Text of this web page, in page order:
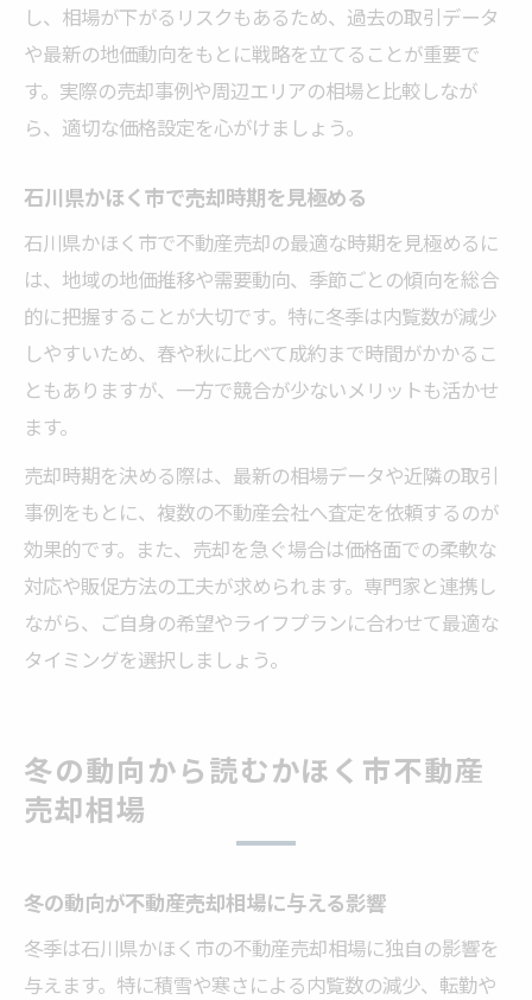
し、相場が下がるリスクもあるため、過去の取引データ
や最新の地価動向をもとに戦略を立てることが重要で
す。実際の売却事例や周辺エリアの相場と比較しなが
ら、適切な価格設定を心がけましょう。
石川県かほく市で売却時期を見極める
石川県かほく市で不動産売却の最適な時期を見極めるに
は、地域の地価推移や需要動向、季節ごとの傾向を総合
的に把握することが大切です。特に冬季は内覧数が減少
しやすいため、春や秋に比べて成約まで時間がかかるこ
ともありますが、一方で競合が少ないメリットも活かせ
ます。
売却時期を決める際は、最新の相場データや近隣の取引
事例をもとに、複数の不動産会社へ査定を依頼するのが
効果的です。また、売却を急ぐ場合は価格面での柔軟な
対応や販促方法の工夫が求められます。専門家と連携し
ながら、ご自身の希望やライフプランに合わせて最適な
タイミングを選択しましょう。
冬の動向から読むかほく市不動産
売却相場
冬の動向が不動産売却相場に与える影響
冬季は石川県かほく市の不動産売却相場に独自の影響を
与えます。特に積雪や寒さによる内覧数の減少、転勤や